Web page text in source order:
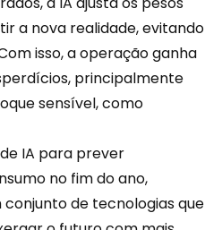
a nova realidade, evitando
isso, a operação ganha
, principalmente
sensível, como
IA para prever
no fim do ano,
de tecnologias que